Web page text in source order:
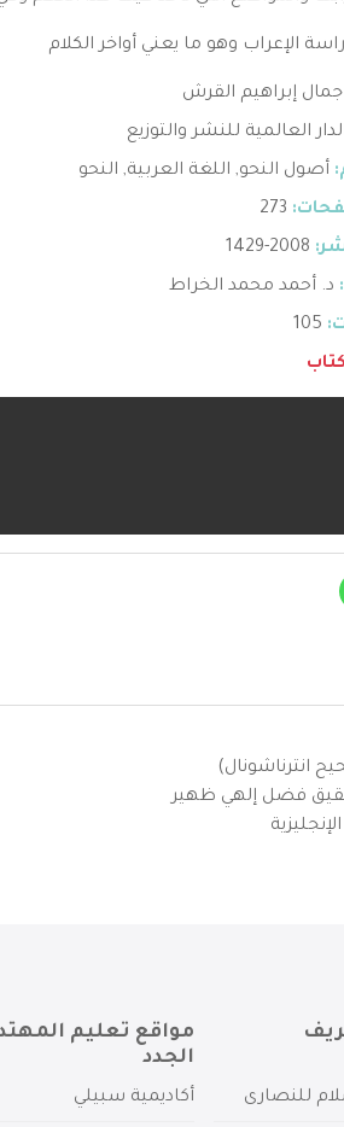
الإعراب وهو ما يعني أواخر الكلام
جمال إبراهيم القرش
العالمية للنشر والتوزيع
أصول النحو, اللغة العربية, النحو
273
2008-1429
د. أحمد محمد الخراط
انترناشونال)
تحقيق فضل إلهي ظهير
للنصارى
مواقع تعليم
الجدد
أكاديمية سبيلي